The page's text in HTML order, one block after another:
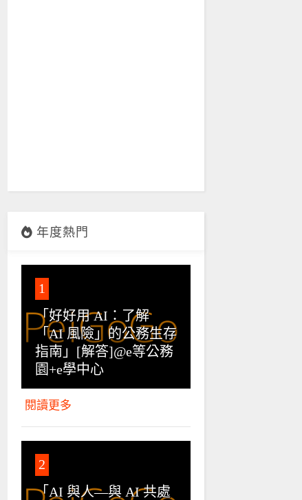
年度熱門
1
「好好用 AI：了解
「AI 風險」的公務生存
指南」[解答]@e等公務
園+e學中心
閱讀更多
2
「AI 與人—與 AI 共處